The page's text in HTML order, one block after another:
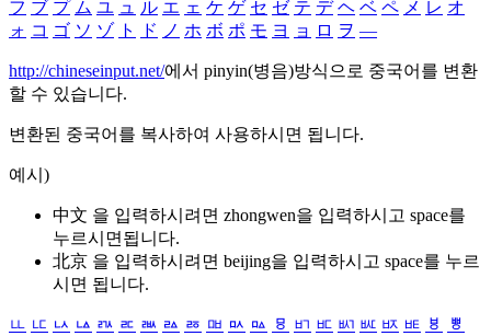
フ ブ プ ム ユ ュ ル エ ェ ケ ゲ セ ゼ テ デ ヘ ベ ペ メ レ オ
ォ コ ゴ ソ ゾ ト ド ノ ホ ボ ポ モ ヨ ョ ロ ヲ ―
http://chineseinput.net/에서 pinyin(병음)방식으로 중국어를 변환
할 수 있습니다.
변환된 중국어를 복사하여 사용하시면 됩니다.
예시)
中文 을 입력하시려면 zhongwen을 입력하시고 space를
누르시면됩니다.
北京 을 입력하시려면 beijing을 입력하시고 space를 누르
시면 됩니다.
ㅥ ㅦ ㅧ ㅨ ㅩ ㅪ ㅫ ㅬ ㅭ ㅮ ㅯ ㅰ ㅱ ㅲ ㅳ ㅴ ㅵ ㅶ ㅷ ㅸ
ㅹ